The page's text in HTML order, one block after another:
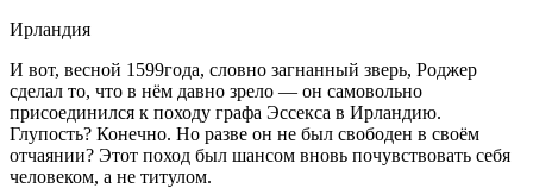
Ирландия
И вот, весной 1599года, словно загнанный зверь, Роджер
сделал то, что в нём давно зрело — он самовольно
присоединился к походу графа Эссекса в Ирландию.
Глупость? Конечно. Но разве он не был свободен в своём
отчаянии? Этот поход был шансом вновь почувствовать себя
человеком, а не титулом.